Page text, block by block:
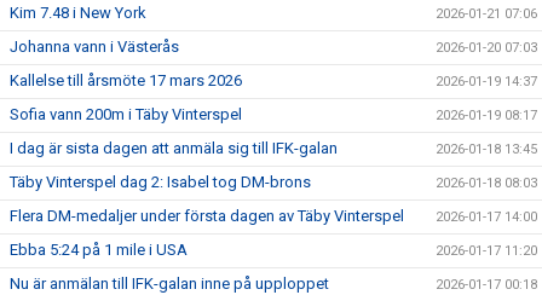
Kim 7.48 i New York 2026-01-21 07:06
Johanna vann i Västerås 2026-01-20 07:03
Kallelse till årsmöte 17 mars 2026 2026-01-19 14:37
Sofia vann 200m i Täby Vinterspel 2026-01-19 08:17
I dag är sista dagen att anmäla sig till IFK-galan 2026-01-18 13:45
Täby Vinterspel dag 2: Isabel tog DM-brons 2026-01-18 08:03
Flera DM-medaljer under första dagen av Täby Vinterspel 2026-01-17 14:00
Ebba 5:24 på 1 mile i USA 2026-01-17 11:20
Nu är anmälan till IFK-galan inne på upploppet 2026-01-17 00:18